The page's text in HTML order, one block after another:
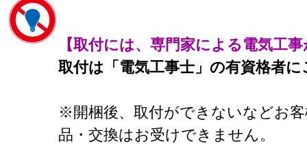
【取付には、専門家による電気工
取付は「電気工事士」の有資格者
※開梱後、取付ができないなどお
品・交換はお受けできません。